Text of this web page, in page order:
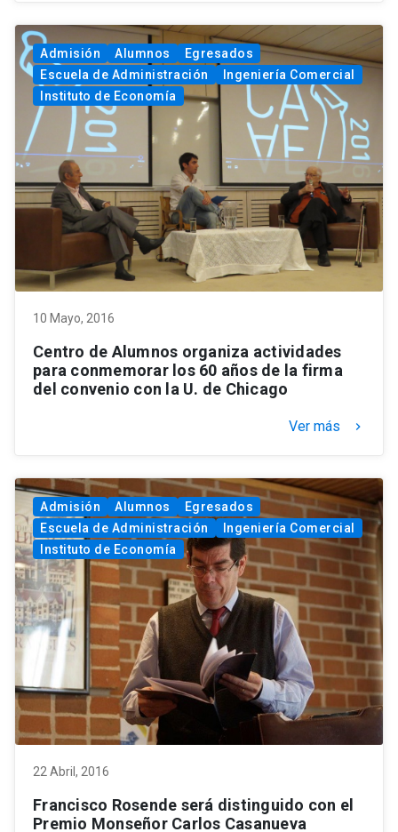
Admisión Alumnos
Egresados
Escuela de Administración
Ingeniería Comercial
Instituto de Economía
10 Mayo, 2016
Centro de Alumnos organiza actividades
para conmemorar los 60 años de la firma
del convenio con la U. de Chicago
Ver más keyboard_arrow_right
Admisión Alumnos
Egresados
Escuela de Administración
Ingeniería Comercial
Instituto de Economía
22 Abril, 2016
Francisco Rosende será distinguido con el
Premio Monseñor Carlos Casanueva